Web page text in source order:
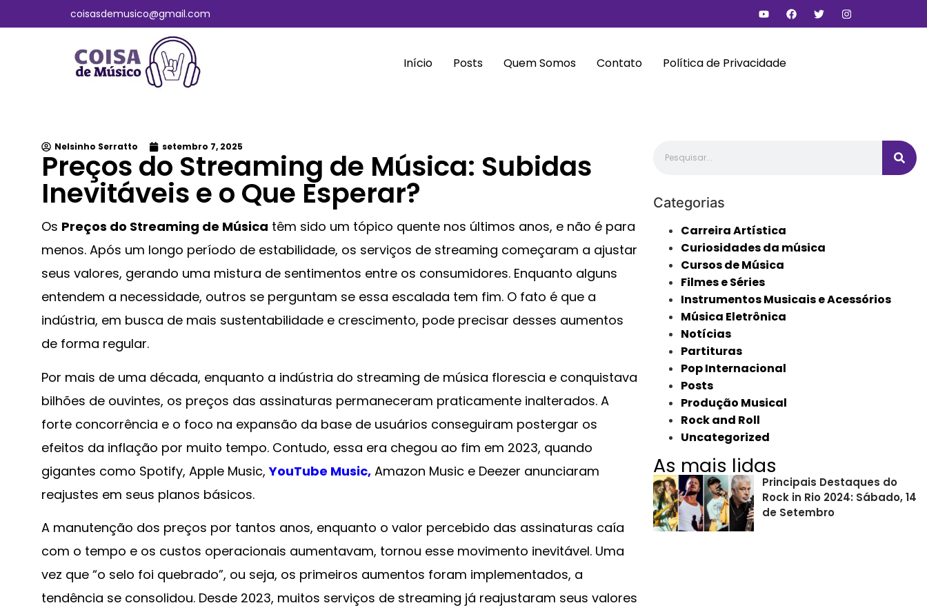
coisasdemusico@gmail.com
Início Posts Quem Somos Contato Política de Privacidade
Nelsinho Serratto setembro 7, 2025
Preços do Streaming de Música: Subidas
Inevitáveis e o Que Esperar?
Os Preços do Streaming de Música têm sido um tópico quente nos últimos anos, e não é para
menos. Após um longo período de estabilidade, os serviços de streaming começaram a ajustar
seus valores, gerando uma mistura de sentimentos entre os consumidores. Enquanto alguns
entendem a necessidade, outros se perguntam se essa escalada tem fim. O fato é que a
indústria, em busca de mais sustentabilidade e crescimento, pode precisar desses aumentos
de forma regular.
Por mais de uma década, enquanto a indústria do streaming de música florescia e conquistava
bilhões de ouvintes, os preços das assinaturas permaneceram praticamente inalterados. A
forte concorrência e o foco na expansão da base de usuários conseguiram postergar os
efeitos da inflação por muito tempo. Contudo, essa era chegou ao fim em 2023, quando
gigantes como Spotify, Apple Music,YouTube Music, Amazon Music e Deezer anunciaram
reajustes em seus planos básicos.
A manutenção dos preços por tantos anos, enquanto o valor percebido das assinaturas caía
com o tempo e os custos operacionais aumentavam, tornou esse movimento inevitável. Uma
vez que “o selo foi quebrado”, ou seja, os primeiros aumentos foram implementados, a
tendência se consolidou. Desde 2023, muitos serviços de streaming já reajustaram seus valores
Categorias
Carreira Artística
Curiosidades da música
Cursos de Música
Filmes e Séries
Instrumentos Musicais e Acessórios
Música Eletrônica
Notícias
Partituras
Pop Internacional
Posts
Produção Musical
Rock and Roll
Uncategorized
As mais lidas
Principais Destaques do
Rock in Rio 2024: Sábado, 14
de Setembro